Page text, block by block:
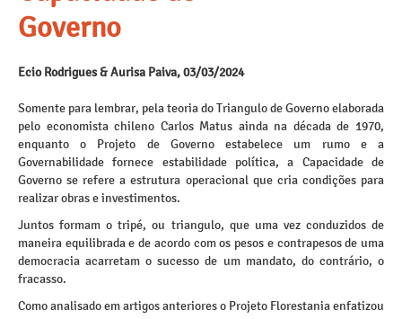
Governo
Ecio Rodrigues & Aurisa Paiva, 03/03/2024
Somente para lembrar, pela teoria do Triangulo de Governo elaborada
pelo economista chileno Carlos Matus ainda na década de 1970,
enquanto o Projeto de Governo estabelece um rumo e a
Governabilidade fornece estabilidade política, a Capacidade de
Governo se refere a estrutura operacional que cria condições para
realizar obras e investimentos.
Juntos formam o tripé, ou triangulo, que uma vez conduzidos de
maneira equilibrada e de acordo com os pesos e contrapesos de uma
democracia acarretam o sucesso de um mandato, do contrário, o
fracasso.
Como analisado em artigos anteriores o Projeto Florestania enfatizou